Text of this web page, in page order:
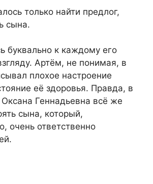
только найти предлог,
сына.
буквально к каждому его
Артём, не понимая, в
плохое настроение
её здоровья. Правда, в
Геннадьевна всё же
сына, который,
очень ответственно